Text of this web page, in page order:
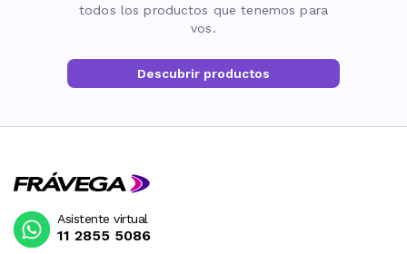
todos los productos que tenemos para
vos.
Descubrir productos
Asistente virtual
11 2855 5086